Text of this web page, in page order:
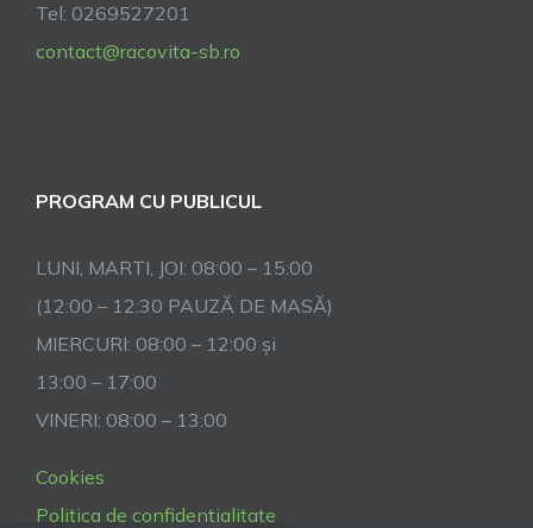
Tel: 0269527201
contact@racovita-sb.ro
PROGRAM CU PUBLICUL
LUNI, MARTI, JOI: 08:00 – 15:00
(12:00 – 12:30 PAUZĂ DE MASĂ)
MIERCURI: 08:00 – 12:00 și
13:00 – 17:00
VINERI: 08:00 – 13:00
Cookies
Politica de confidentialitate